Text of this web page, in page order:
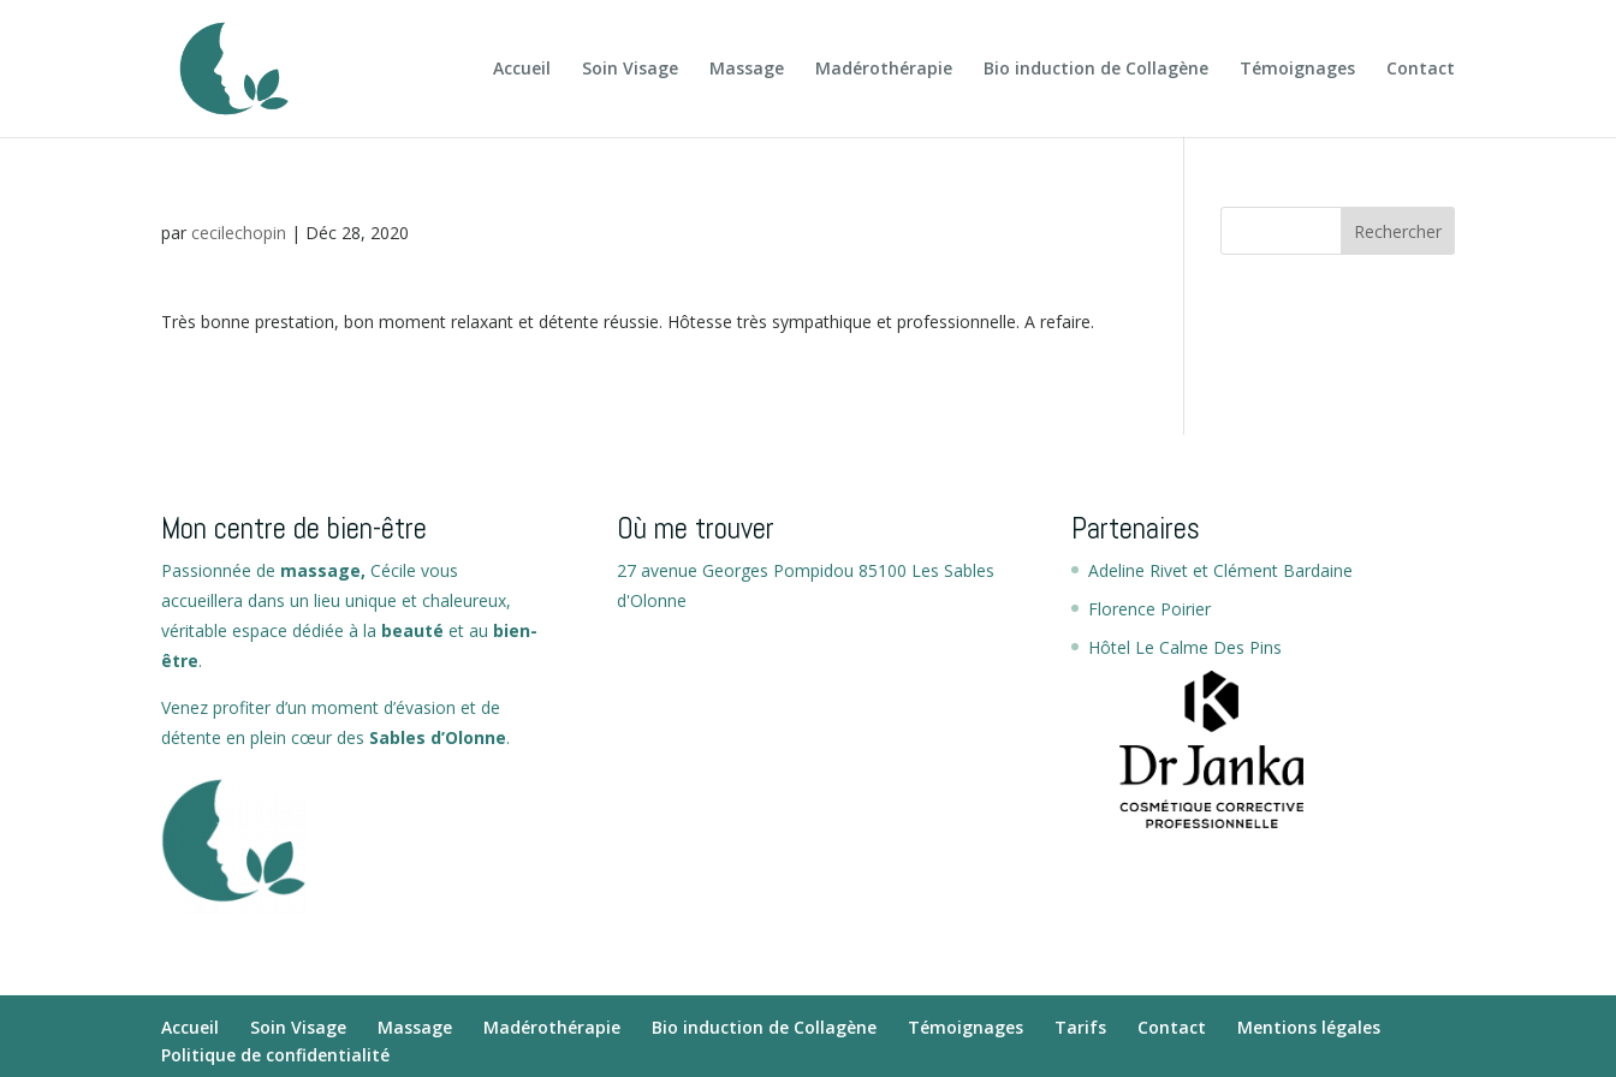
Accueil Soin Visage Massage Madérothérapie Bio induction de Collagène Témoignages Contact
par cecilechopin | Déc 28, 2020
Très bonne prestation, bon moment relaxant et détente réussie. Hôtesse très sympathique et professionnelle. A refaire.
Mon centre de bien-être
Passionnée de massage, Cécile vous
accueillera dans un lieu unique et chaleureux,
véritable espace dédiée à la beauté et au bien-
être.
Venez profiter d’un moment d’évasion et de
détente en plein cœur des Sables d’Olonne.
Où me trouver
27 avenue Georges Pompidou 85100 Les Sables
d'Olonne
Partenaires
Adeline Rivet et Clément Bardaine
Florence Poirier
Hôtel Le Calme Des Pins
Accueil Soin Visage Massage Madérothérapie Bio induction de Collagène Témoignages Tarifs Contact
Mentions légales
Politique de confidentialité